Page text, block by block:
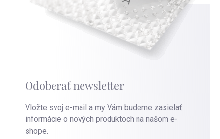
Odoberať newsletter
Vložte svoj e-mail a my Vám budeme zasielať
informácie o nových produktoch na našom e-
shope.